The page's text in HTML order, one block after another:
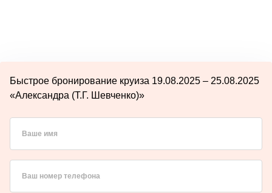
Быстрое бронирование круиза 19.08.2025 – 25.08.2025
«Александра (Т.Г. Шевченко)»
Ваше имя
Ваш номер телефона